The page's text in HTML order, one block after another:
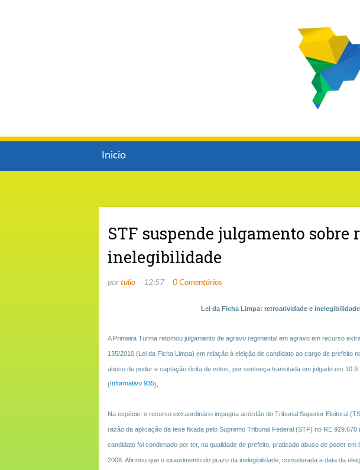
Inicio
STF suspende julgamento sobre
inelegibilidade
portulio 12:57 0 Comentários
Lei da Ficha Limpa: retroatividade e inelegibilidade
A Primeira Turma retomou julgamento de agravo regimental em agravo em recurso
135/2010 (Lei da Ficha Limpa) em relação à eleição de candidato ao cargo de prefeito
abuso de poder e captação ilícita de votos, por sentença transitada em julgado em
(Informativo 935).
Na espécie, o recurso extraordinário impugna acórdão do Tribunal Superior Eleitoral
razão da aplicação da tese fixada pelo Supremo Tribunal Federal (STF) no RE 929.670
candidato foi condenado por ter, na qualidade de prefeito, praticado abuso de poder
2008. Afirmou que o exaurimento do prazo da inelegibilidade, considerada a data da